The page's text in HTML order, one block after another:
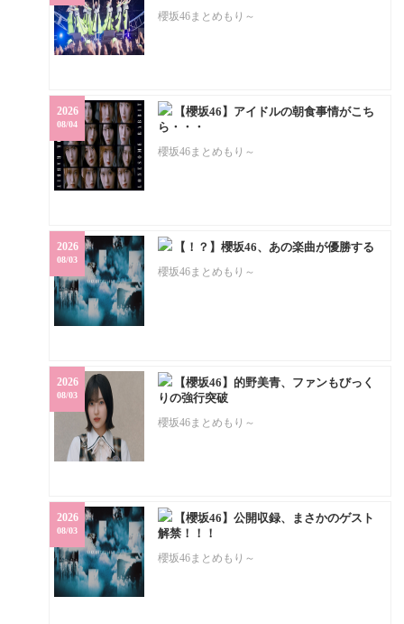
櫻坂46まとめもり～
【櫻坂46】アイドルの朝食事情がこち
ら・・・
櫻坂46まとめもり～
2026
08/04
【！？】櫻坂46、あの楽曲が優勝する
櫻坂46まとめもり～
2026
08/03
【櫻坂46】的野美青、ファンもびっく
りの強行突破
櫻坂46まとめもり～
2026
08/03
【櫻坂46】公開収録、まさかのゲスト
解禁！！！
櫻坂46まとめもり～
2026
08/03